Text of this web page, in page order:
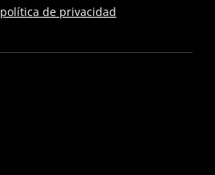
política de privacidad